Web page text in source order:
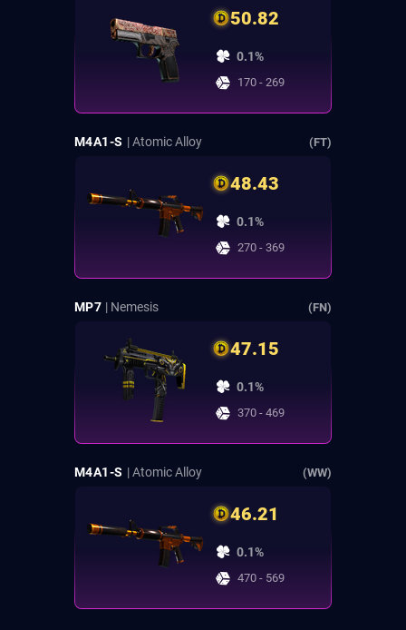
50.82
0.1%
170 - 269
M4A1-S | Atomic Alloy (FT)
48.43
0.1%
270 - 369
MP7 | Nemesis (FN)
47.15
0.1%
370 - 469
M4A1-S | Atomic Alloy (WW)
46.21
0.1%
470 - 569